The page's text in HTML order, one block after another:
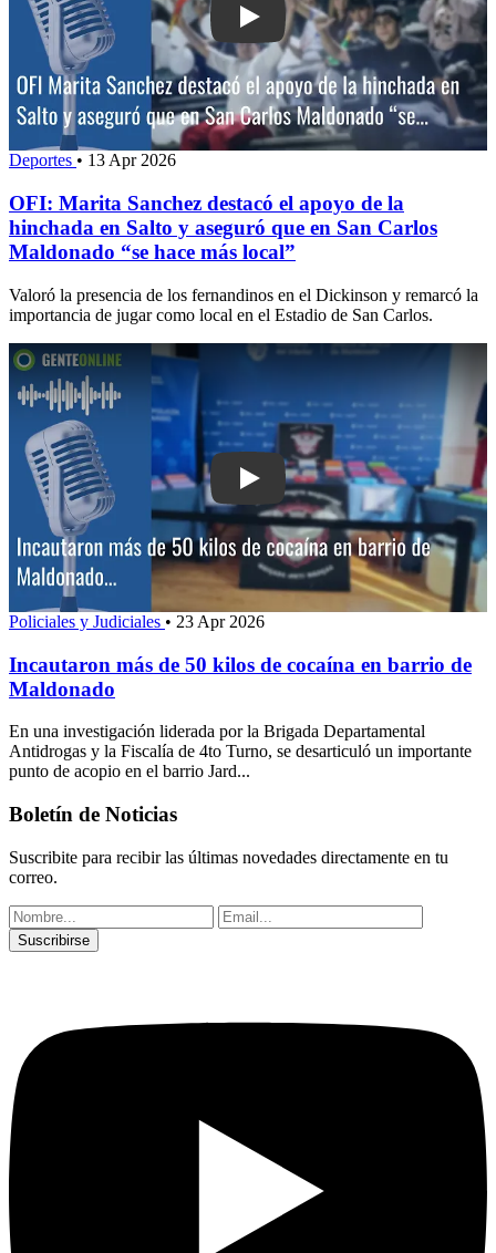
Play: OFI: Marita Sanchez destacó el
Deportes • 13 Apr 2026
OFI: Marita Sanchez destacó el apoyo de la
hinchada en Salto y aseguró que en San Carlos
Maldonado “se hace más local”
Valoró la presencia de los fernandinos en el Dickinson y remarcó la
importancia de jugar como local en el Estadio de San Carlos.
Play: Incautaron más de 50 kilos de
Policiales y Judiciales • 23 Apr 2026
Incautaron más de 50 kilos de cocaína en barrio de
Maldonado
En una investigación liderada por la Brigada Departamental
Antidrogas y la Fiscalía de 4to Turno, se desarticuló un importante
punto de acopio en el barrio Jard...
Boletín de Noticias
Suscribite para recibir las últimas novedades directamente en tu
correo.
Suscribirse